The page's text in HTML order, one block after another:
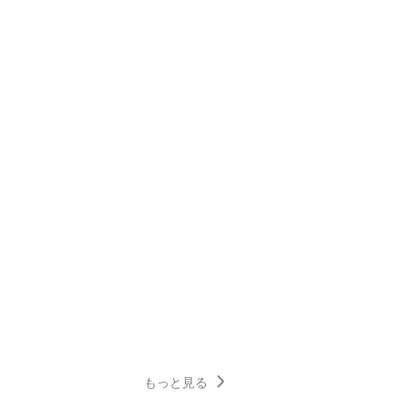
もっと見る